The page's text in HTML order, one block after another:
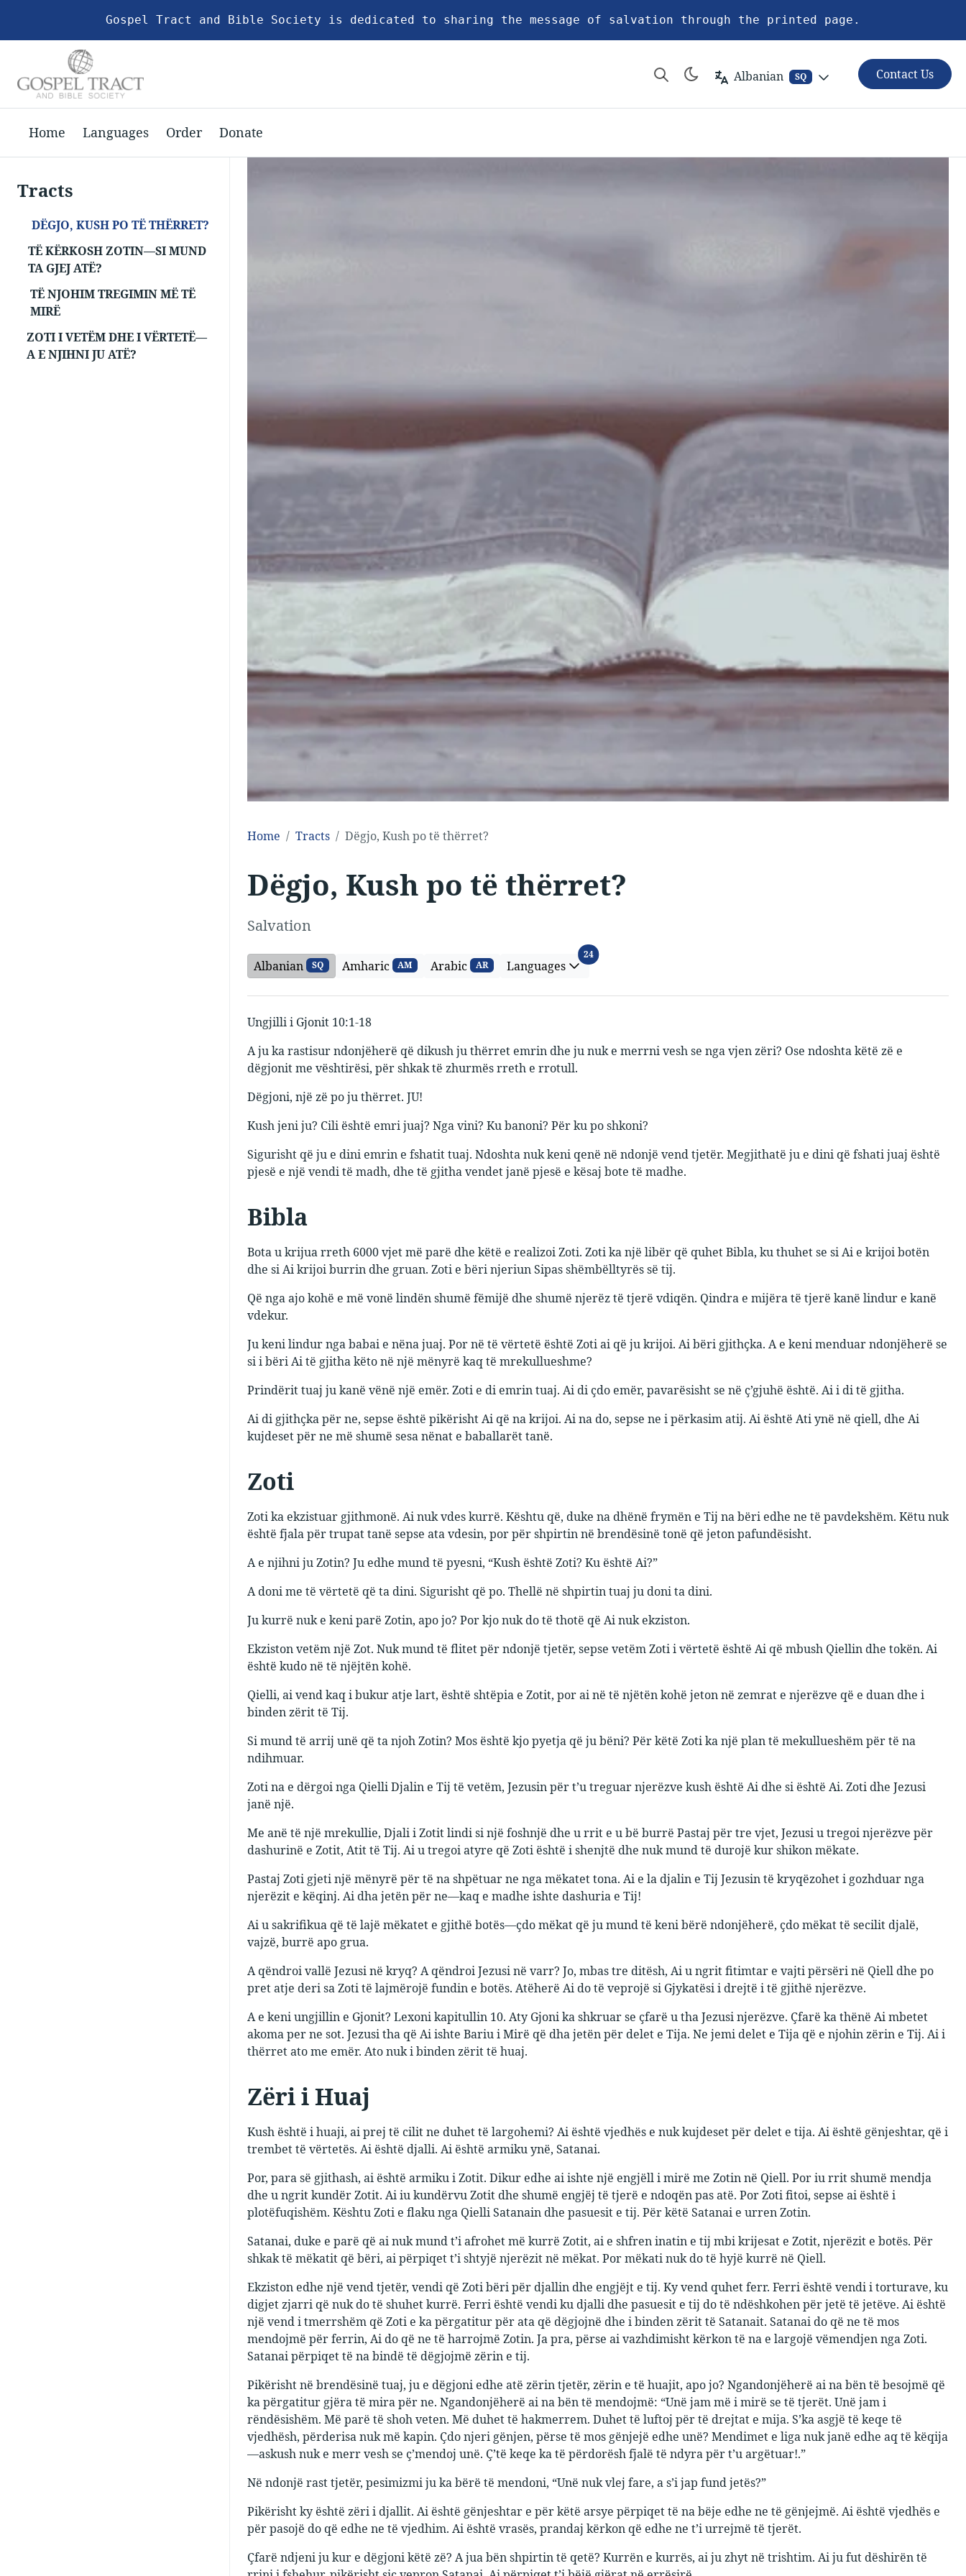
Gospel Tract and Bible Society is dedicated to sharing the message of salvation through the printed page.
Albanian SQ Contact Us
Home Languages Order Donate
Tracts
DËGJO, KUSH PO TË THËRRET?
TË KËRKOSH ZOTIN—SI MUND
TA GJEJ ATË?
TË NJOHIM TREGIMIN MË TË
MIRË
ZOTI I VETËM DHE I VËRTETË—
A E NJIHNI JU ATË?
Home Tracts Dëgjo, Kush po të thërret?
Dëgjo, Kush po të thërret?
Salvation
Albanian SQ Amharic AM Arabic AR Languages
24Languages
Ungjilli i Gjonit 10:1-18
A ju ka rastisur ndonjëherë që dikush ju thërret emrin dhe ju nuk e merrni vesh se nga vjen zëri? Ose ndoshta këtë zë e
dëgjonit me vështirësi, për shkak të zhurmës rreth e rrotull.
Dëgjoni, një zë po ju thërret. JU!
Kush jeni ju? Cili është emri juaj? Nga vini? Ku banoni? Për ku po shkoni?
Sigurisht që ju e dini emrin e fshatit tuaj. Ndoshta nuk keni qenë në ndonjë vend tjetër. Megjithatë ju e dini që fshati juaj është
pjesë e një vendi të madh, dhe të gjitha vendet janë pjesë e kësaj bote të madhe.
Bibla
Bota u krijua rreth 6000 vjet më parë dhe këtë e realizoi Zoti. Zoti ka një libër që quhet Bibla, ku thuhet se si Ai e krijoi botën
dhe si Ai krijoi burrin dhe gruan. Zoti e bëri njeriun Sipas shëmbëlltyrës së tij.
Që nga ajo kohë e më vonë lindën shumë fëmijë dhe shumë njerëz të tjerë vdiqën. Qindra e mijëra të tjerë kanë lindur e kanë
vdekur.
Ju keni lindur nga babai e nëna juaj. Por në të vërtetë është Zoti ai që ju krijoi. Ai bëri gjithçka. A e keni menduar ndonjëherë se
si i bëri Ai të gjitha këto në një mënyrë kaq të mrekullueshme?
Prindërit tuaj ju kanë vënë një emër. Zoti e di emrin tuaj. Ai di çdo emër, pavarësisht se në ç’gjuhë është. Ai i di të gjitha.
Ai di gjithçka për ne, sepse është pikërisht Ai që na krijoi. Ai na do, sepse ne i përkasim atij. Ai është Ati ynë në qiell, dhe Ai
kujdeset për ne më shumë sesa nënat e baballarët tanë.
Zoti
Zoti ka ekzistuar gjithmonë. Ai nuk vdes kurrë. Kështu që, duke na dhënë frymën e Tij na bëri edhe ne të pavdekshëm. Këtu nuk
është fjala për trupat tanë sepse ata vdesin, por për shpirtin në brendësinë tonë që jeton pafundësisht.
A e njihni ju Zotin? Ju edhe mund të pyesni, “Kush është Zoti? Ku është Ai?”
A doni me të vërtetë që ta dini. Sigurisht që po. Thellë në shpirtin tuaj ju doni ta dini.
Ju kurrë nuk e keni parë Zotin, apo jo? Por kjo nuk do të thotë që Ai nuk ekziston.
Ekziston vetëm një Zot. Nuk mund të flitet për ndonjë tjetër, sepse vetëm Zoti i vërtetë është Ai që mbush Qiellin dhe tokën. Ai
është kudo në të njëjtën kohë.
Qielli, ai vend kaq i bukur atje lart, është shtëpia e Zotit, por ai në të njëtën kohë jeton në zemrat e njerëzve që e duan dhe i
binden zërit të Tij.
Si mund të arrij unë që ta njoh Zotin? Mos është kjo pyetja që ju bëni? Për këtë Zoti kanjë plan të mekullueshëm për të na
ndihmuar.
Zoti na e dërgoi nga Qielli Djalin e Tij të vetëm, Jezusin për t’u treguar njerëzve kush është Ai dhe si është Ai. Zoti dhe Jezusi
janë një.
Me anë të një mrekullie, Djali i Zotit lindi si një foshnjë dhe u rrit e u bë burrë Pastaj për tre vjet, Jezusi u tregoi njerëzve për
dashurinë e Zotit, Atit të Tij. Ai u tregoi atyre që Zoti është i shenjtë dhe nuk mund të durojë kur shikon mëkate.
Pastaj Zoti gjeti një mënyrë për të na shpëtuar ne nga mëkatet tona. Ai e la djalin e Tij Jezusin të kryqëzohet i gozhduar nga
njerëzit e këqinj. Ai dha jetën për ne—kaq e madhe ishte dashuria e Tij!
Ai u sakrifikua që të lajë mëkatet e gjithë botës—çdo mëkat që ju mund të keni bërë ndonjëherë, çdo mëkat të secilit djalë,
vajzë, burrë apo grua.
A qëndroi vallë Jezusi në kryq? A qëndroi Jezusi në varr? Jo, mbas tre ditësh, Ai u ngrit fitimtar e vajti përsëri në Qiell dhe po
pret atje deri sa Zoti të lajmërojë fundin e botës. Atëherë Ai do të veprojë si Gjykatësi i drejtë i të gjithë njerëzve.
A e keni ungjillin e Gjonit? Lexoni kapitullin 10. Aty Gjoni ka shkruar se çfarë u tha Jezusi njerëzve. Çfarë ka thënë Ai mbetet
akoma per ne sot. Jezusi tha që Ai ishte Bariu i Mirë që dha jetën për delet e Tija. Ne jemi delet e Tija që e njohin zërin e Tij. Ai i
thërret ato me emër. Ato nuk i binden zërit të huaj.
Zëri i Huaj
Kush është i huaji, ai prej të cilit ne duhet të largohemi? Ai është vjedhës e nuk kujdeset për delet e tija. Ai është gënjeshtar, që i
trembet të vërtetës. Ai është djalli. Ai është armiku ynë, Satanai.
Por, para së gjithash, ai është armiku i Zotit. Dikur edhe ai ishte një engjëll i mirë me Zotin në Qiell. Por iu rrit shumë mendja
dhe u ngrit kundër Zotit. Ai iu kundërvu Zotit dhe shumë engjëj të tjerë e ndoqën pas atë. Por Zoti fitoi, sepse ai është i
plotëfuqishëm. Kështu Zoti e flaku nga Qielli Satanain dhe pasuesit e tij. Për këtë Satanai e urren Zotin.
Satanai, duke e parë që ai nuk mund t’i afrohet më kurrë Zotit, ai e shfren inatin e tij mbi krijesat e Zotit, njerëzit e botës. Për
shkak të mëkatit që bëri, ai përpiqet t’i shtyjë njerëzit në mëkat. Por mëkati nuk do të hyjë kurrë në Qiell.
Ekziston edhe një vend tjetër, vendi që Zoti bëri për djallin dhe engjëjt e tij. Ky vend quhet ferr. Ferri është vendi i torturave, ku
digjet zjarri që nuk do të shuhet kurrë. Ferri është vendi ku djalli dhe pasuesit e tij do të ndëshkohen për jetë të jetëve. Ai është
një vend i tmerrshëm që Zoti e ka përgatitur për ata që dëgjojnë dhe i binden zërit të Satanait. Satanai do që ne të mos
mendojmë për ferrin, Ai do që ne të harrojmë Zotin. Ja pra, përse ai vazhdimisht kërkon të na e largojë vëmendjen nga Zoti.
Satanai përpiqet të na bindë të dëgjojmë zërin e tij.
Pikërisht në brendësinë tuaj, ju e dëgjoni edhe atë zërin tjetër, zërin e të huajit, apo jo? Ngandonjëherë ai na bën të besojmë që
ka përgatitur gjëra të mira për ne. Ngandonjëherë ai na bën të mendojmë: “Unë jam më i mirë se të tjerët. Unë jam i
rëndësishëm. Më parë të shoh veten. Më duhet të hakmerrem. Duhet të luftoj për të drejtat e mija. S’ka asgjë të keqe të
vjedhësh, përderisa nuk më kapin. Çdo njeri gënjen, përse të mos gënjejë edhe unë? Mendimet e liga nuk janë edhe aq të këqija
—askush nuk e merr vesh se ç’mendoj unë. Ç’të keqe ka të përdorësh fjalë të ndyra për t’u argëtuar!.”
Në ndonjë rast tjetër, pesimizmi ju ka bërë të mendoni, “Unë nuk vlej fare, a s’i jap fund jetës?”
Pikërisht ky është zëri i djallit. Ai është gënjeshtar e për këtë arsye përpiqet të na bëje edhe ne të gënjejmë. Ai është vjedhës e
për pasojë do që edhe ne të vjedhim. Ai është vrasës, prandaj kërkon që edhe ne t’i urrejmë të tjerët.
Çfarë ndjeni ju kur e dëgjoni këtë zë? A jua bën shpirtin të qetë? Kurrën e kurrës, ai ju zhyt në trishtim. Ai ju fut dëshirën të